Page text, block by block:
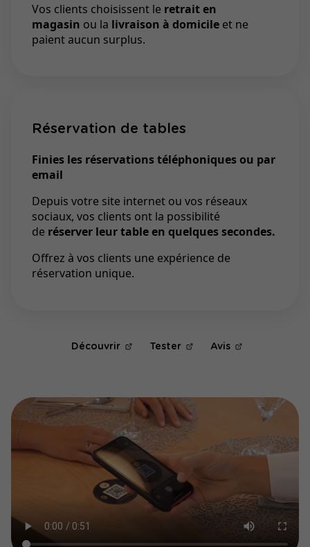
Vos clients choisissent le retrait en
magasin ou la livraison à domicile et ne
paient aucun surplus.
Réservation de tables
Finies les réservations téléphoniques ou par
email
Depuis votre site internet ou vos réseaux
sociaux, vos clients ont la possibilité
de réserver leur table en quelques secondes.
Offrez à vos clients une expérience de
réservation unique.
Découvrir Tester Avis